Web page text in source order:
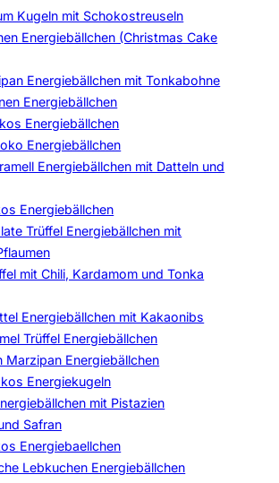
Kugeln mit Schokostreuseln
Energiebällchen (Christmas Cake
Energiebällchen mit Tonkabohne
Energiebällchen
Energiebällchen
Energiebällchen
Energiebällchen mit Datteln und
Energiebällchen
Trüffel Energiebällchen mit
mit Chili, Kardamom und Tonka
Energiebällchen mit Kakaonibs
Trüffel Energiebällchen
Marzipan Energiebällchen
Energiekugeln
mit Pistazien
Safran
Energiebaellchen
Lebkuchen Energiebällchen